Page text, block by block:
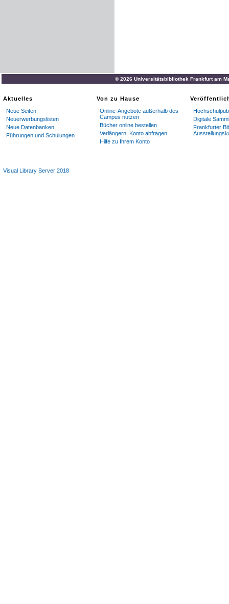
© 2026 Universitätsbibliothek Frankfurt am
Aktuelles
Neue Seiten
Neuerwerbungslisten
Neue Datenbanken
Führungen und Schulungen
Von zu Hause
Online-Angebote außerhalb des
Campus nutzen
Bücher online bestellen
Verlängern, Konto abfragen
Hilfe zu Ihrem Konto
Digitale
Frankfurter
Visual Library Server 2018